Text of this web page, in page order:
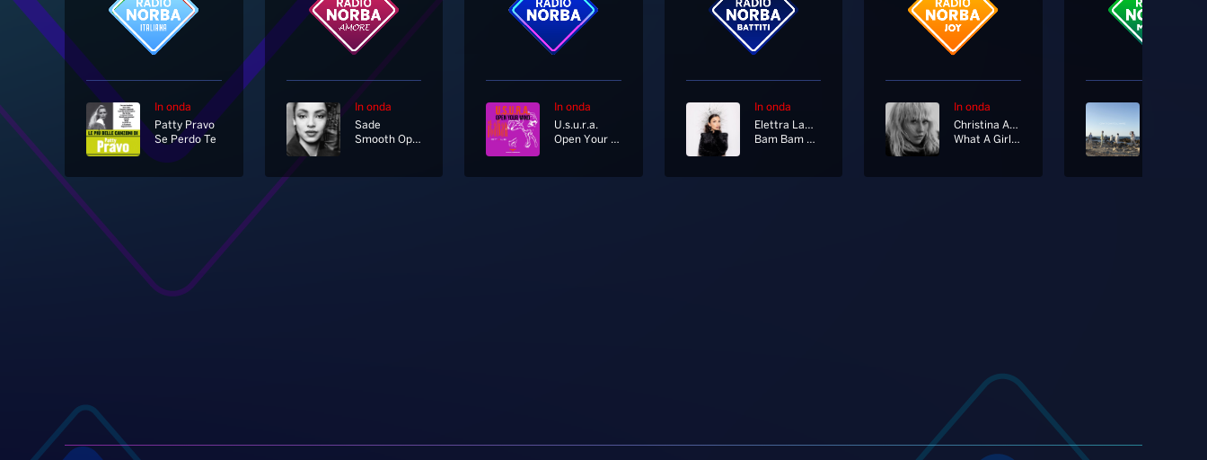
In onda
Patty Pravo
Se Perdo Te
In onda
Sade
Smooth Operator
In onda
U.s.u.r.a.
Open Your Mind
In onda
Elettra Lamborghini
Bam Bam Bambina
In onda
Christina Aguilera
What A Girl Wants